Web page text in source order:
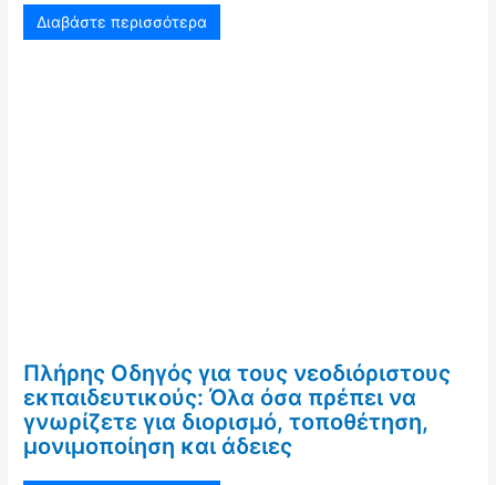
Διαβάστε περισσότερα
Πλήρης Οδηγός για τους νεοδιόριστους
εκπαιδευτικούς: Όλα όσα πρέπει να
γνωρίζετε για διορισμό, τοποθέτηση,
μονιμοποίηση και άδειες